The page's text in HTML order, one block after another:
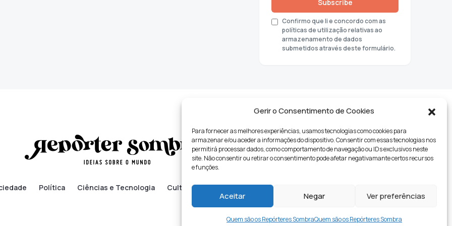
Gerir o Consentimento de Cookies
Para fornecer as melhores experiências, usamos tecnologias como cookies para
armazenar e/ou aceder a informações do dispositivo. Consentir com essas tecnologias nos
permitirá processar dados, como comportamento de navegação ou IDs exclusivos neste
site. Não consentir ou retirar o consentimento pode afetar negativamante certos recursos
e funções.
Aceitar Negar Ver preferências
Quem são os Repórteres SombraQuem são os Repórteres Sombra
Subscribe
Confirmo que li e concordo com as
políticas de utilização relativas ao
armazenamento de dados
submetidos através deste formulário.
Política Ciências e Tecnologia Cultura Lifestyle